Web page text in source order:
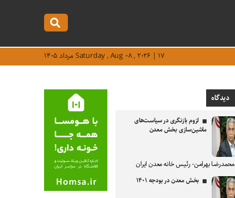
Saturday , Aug ۰۸ , ۲۰۲۶ | ۱۷ مرداد ۱۴۰۵
دیدگاه
لزوم بازنگری در سیاست‌های
ماشین‌سازی بخش معدن
محمدرضا بهرامن- رئیس خانه معدن ایران
بخش معدن در بودجه ۱۴۰۱